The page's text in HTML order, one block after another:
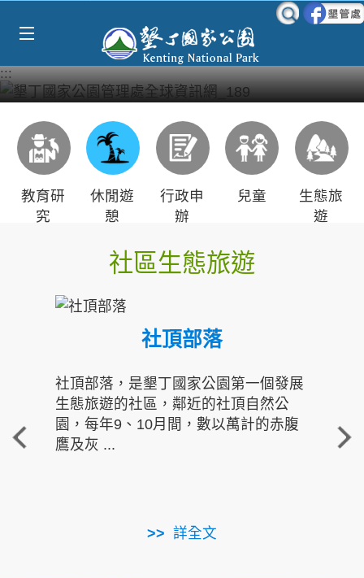
:::
教育研
究
休閒遊
憩
行政申
辦
兒童
生態旅
遊
社區生態旅遊
社頂部落
社頂部落，是墾丁國家公園第一個發展
生態旅遊的社區，鄰近的社頂自然公
園，每年9、10月間，數以萬計的赤腹
鷹及灰 ...
詳全文
重
走進